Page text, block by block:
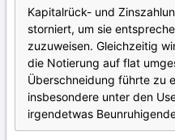
Kapitalrück- und
storniert, um sie
zuzuweisen. Gleichzeitig
die Notierung auf flat
Überschneidung führte zu
insbesondere unter den
irgendetwas